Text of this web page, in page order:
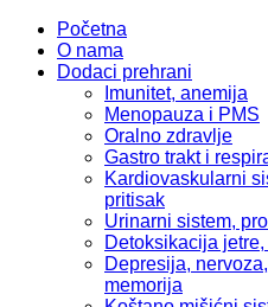
Početna
O nama
Dodaci prehrani
Imunitet, anemija
Menopauza i PMS
Oralno zdravlje
Gastro trakt i
Kardiovaskularni
pritisak
Urinarni sistem,
Detoksikacija
Depresija,
memorija